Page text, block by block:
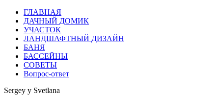
ГЛАВНАЯ
ДАЧНЫЙ ДОМИК
УЧАСТОК
ЛАНДШАФТНЫЙ ДИЗАЙН
БАНЯ
БАССЕЙНЫ
СОВЕТЫ
Вопрос-ответ
Sergey y Svetlana